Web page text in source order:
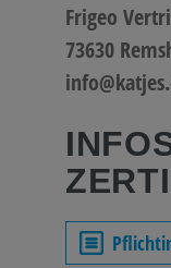
Frigeo
73630